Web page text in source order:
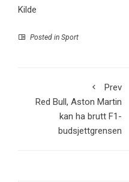
Kilde
Posted in Sport
Prev
Red Bull, Aston Martin
kan ha brutt F1-
budsjettgrensen